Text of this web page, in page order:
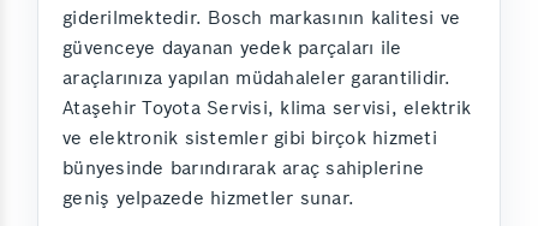
giderilmektedir. Bosch markasının kalitesi ve
güvenceye dayanan yedek parçaları ile
araçlarınıza yapılan müdahaleler garantilidir.
Ataşehir Toyota Servisi, klima servisi, elektrik
ve elektronik sistemler gibi birçok hizmeti
bünyesinde barındırarak araç sahiplerine
geniş yelpazede hizmetler sunar.